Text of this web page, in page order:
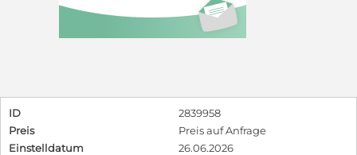
ID
2839958
Preis
Preis auf Anfrage
Einstelldatum
26.06.2026